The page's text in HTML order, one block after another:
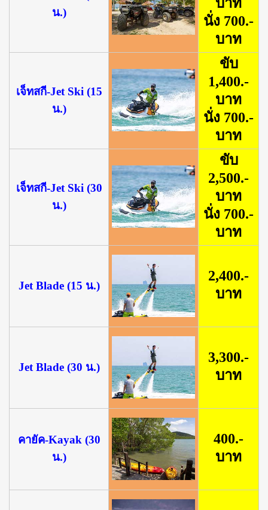
น.)
นั่ง 700.-
บาท
เจ็ทสกี-Jet Ski (15
น.)
ขับ
1,400.-
บาท
นั่ง 700.-
บาท
เจ็ทสกี-Jet Ski (30
น.)
ขับ
2,500.-
บาท
นั่ง 700.-
บาท
Jet Blade (15 น.)
2,400.-
บาท
Jet Blade (30 น.)
3,300.-
บาท
คายัค-Kayak (30
น.)
400.-
บาท